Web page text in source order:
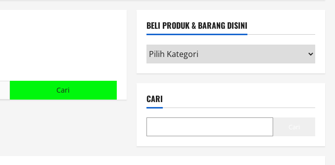
BELI PRODUK & BARANG DISINI
Beli
Produk
&
disini
CARI